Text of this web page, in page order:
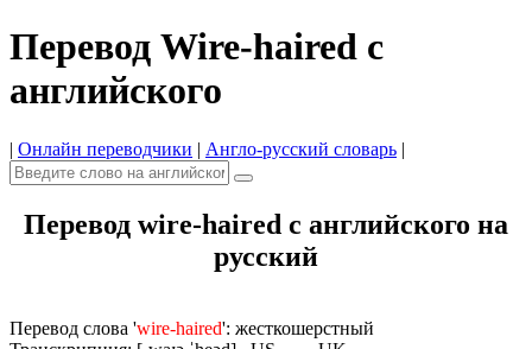
Перевод Wire-haired с
английского
| Онлайн переводчики | Англо-русский словарь |
Перевод wire-haired с английского на
русский
Перевод слова 'wire-haired': жесткошерстный